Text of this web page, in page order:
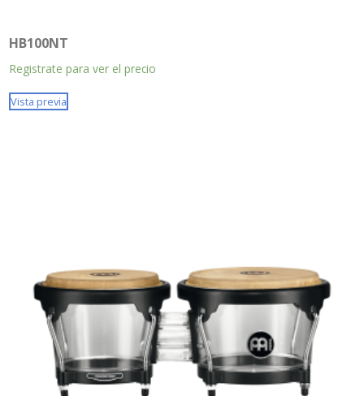
HB100NT
Registrate para ver el precio
Vista previa